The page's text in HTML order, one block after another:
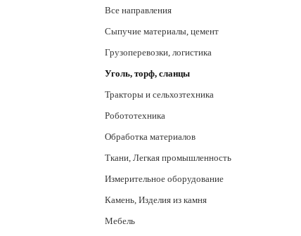
Все направления
Сыпучие материалы, цемент
Грузоперевозки, логистика
Уголь, торф, сланцы
Тракторы и сельхозтехника
Робототехника
Обработка материалов
Ткани, Легкая промышленность
Измерительное оборудование
Камень, Изделия из камня
Мебель